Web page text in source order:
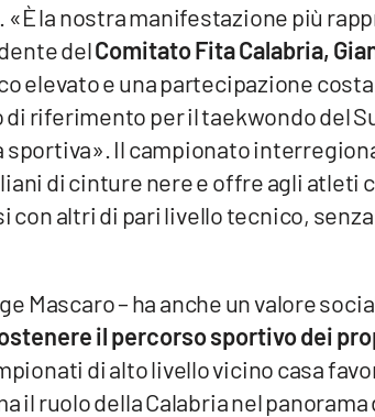
la nostra manifestazione più
delComitato Fita Calabria,
elevato e una partecipazione
riferimento per il taekwondo del
Il campionato
di cinture nere e offre agli atleti
con altri di pari livello tecnico,
Mascaro – ha anche un valore
il percorso sportivo dei
di alto livello vicino casa
il ruolo della Calabria nel